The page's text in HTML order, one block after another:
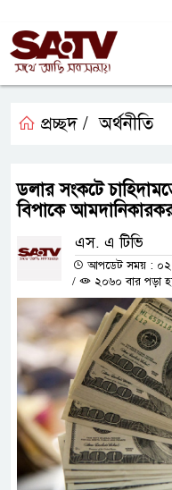
প্রচ্ছদ / অর্থনীতি
ডলার সংকটে
বিপাকে
এস. এ টিভি
আপডেট সময় :
/
২০৬০ বার পড়া